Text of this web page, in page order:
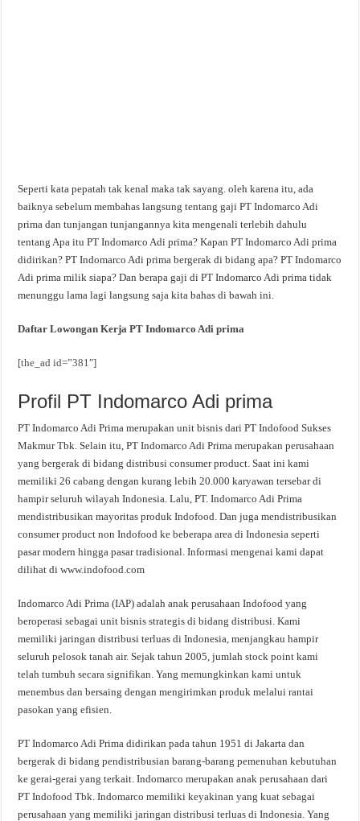
Seperti kata pepatah tak kenal maka tak sayang. oleh karena itu, ada
baiknya sebelum membahas langsung tentang gaji PT Indomarco Adi
prima dan tunjangan tunjangannya kita mengenali terlebih dahulu
tentang Apa itu PT Indomarco Adi prima? Kapan PT Indomarco Adi prima
didirikan? PT Indomarco Adi prima bergerak di bidang apa? PT Indomarco
Adi prima milik siapa? Dan berapa gaji di PT Indomarco Adi prima tidak
menunggu lama lagi langsung saja kita bahas di bawah ini.
Daftar Lowongan Kerja PT Indomarco Adi prima
[the_ad id=”381″]
Profil PT Indomarco Adi prima
PT Indomarco Adi Prima merupakan unit bisnis dari PT Indofood Sukses
Makmur Tbk. Selain itu, PT Indomarco Adi Prima merupakan perusahaan
yang bergerak di bidang distribusi consumer product. Saat ini kami
memiliki 26 cabang dengan kurang lebih 20.000 karyawan tersebar di
hampir seluruh wilayah Indonesia. Lalu, PT. Indomarco Adi Prima
mendistribusikan mayoritas produk Indofood. Dan juga mendistribusikan
consumer product non Indofood ke beberapa area di Indonesia seperti
pasar modern hingga pasar tradisional. Informasi mengenai kami dapat
dilihat di www.indofood.com
Indomarco Adi Prima (IAP) adalah anak perusahaan Indofood yang
beroperasi sebagai unit bisnis strategis di bidang distribusi. Kami
memiliki jaringan distribusi terluas di Indonesia, menjangkau hampir
seluruh pelosok tanah air. Sejak tahun 2005, jumlah stock point kami
telah tumbuh secara signifikan. Yang memungkinkan kami untuk
menembus dan bersaing dengan mengirimkan produk melalui rantai
pasokan yang efisien.
PT Indomarco Adi Prima didirikan pada tahun 1951 di Jakarta dan
bergerak di bidang pendistribusian barang-barang pemenuhan kebutuhan
ke gerai-gerai yang terkait. Indomarco merupakan anak perusahaan dari
PT Indofood Tbk. Indomarco memiliki keyakinan yang kuat sebagai
perusahaan yang memiliki jaringan distribusi terluas di Indonesia. Yang